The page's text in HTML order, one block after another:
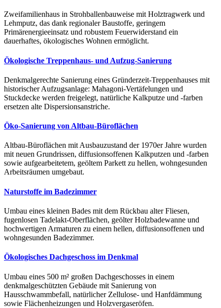
Zweifamilienhaus in Strohballenbauweise mit Holztragwerk und
Lehmputz, das dank regionaler Baustoffe, geringem
Primärenergieeinsatz und robustem Feuerwiderstand ein
dauerhaftes, ökologisches Wohnen ermöglicht.
Ökologische Treppenhaus- und Aufzug-Sanierung
Denkmalgerechte Sanierung eines Gründerzeit-Treppenhauses mit
historischer Aufzugsanlage: Mahagoni-Vertäfelungen und
Stuckdecke werden freigelegt, natürliche Kalkputze und -farben
ersetzen alte Dispersionsanstriche.
Öko-Sanierung von Altbau-Büroflächen
Altbau-Büroflächen mit Ausbauzustand der 1970er Jahre wurden
mit neuen Grundrissen, diffusionsoffenen Kalkputzen und -farben
sowie aufgearbeitetem, geöltem Parkett zu hellen, wohngesunden
Arbeitsräumen umgebaut.
Naturstoffe im Badezimmer
Umbau eines kleinen Bades mit dem Rückbau alter Fliesen,
fugenlosen Tadelakt-Oberflächen, geölter Holzbadewanne und
hochwertigen Armaturen zu einem hellen, diffusionsoffenen und
wohngesunden Badezimmer.
Ökologisches Dachgeschoss im Denkmal
Umbau eines 500 m² großen Dachgeschosses in einem
denkmalgeschützten Gebäude mit Sanierung von
Hausschwammbefall, natürlicher Zellulose- und Hanfdämmung
sowie Flächenheizungen und Holzvergaseröfen.